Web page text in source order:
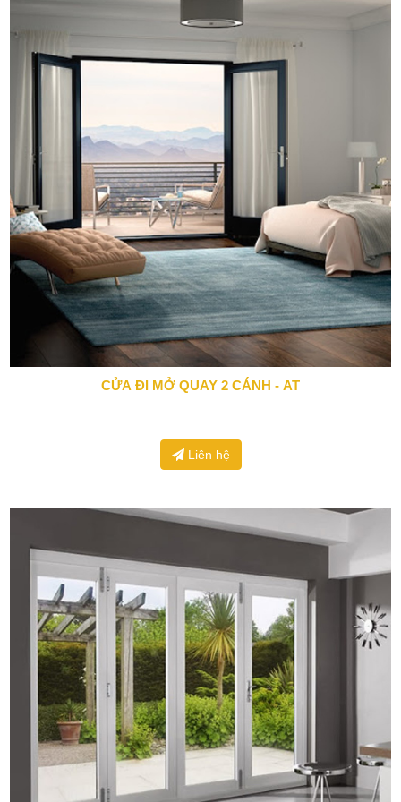
0943 666 466
CỬA ĐI MỞ QUAY 2 CÁNH - AT
Liên hệ